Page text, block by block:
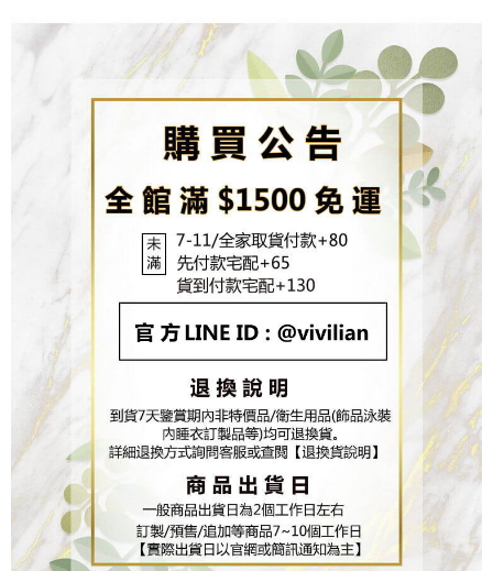
3.完整用戶服務條款，請詳閱以下連結：
【注意事項】
１．透過由恩沛科技股份有限公司提供之「AFTEE先享後付」服務完成之交
易，需依本服務之必要範圍內提供個人資料，並將交易相關給付款項請求債
２．關於個人資料處理事宜，請瀏覽以下網址：
https://aftee.tw/terms/#terms3
３．未成年的使用者請事先徵得法定代理人或監護人之同意方可使用
「AFTEE先享後付」，若未經同意申辦者引起之損失，本公司不負相關責
４．使用「AFTEE先享後付」時，將依據個別帳號之用戶狀況，依本公司即
時審查核予不同之上限額度；若仍有額度不足之情形，本公司將視審查結果
請求用戶進行身份認證。
５．嚴禁一人註冊多個帳號或使用他人資訊註冊。若發現惡意使用之情形，
每筆NT$130，滿NT$1,500(含以上)免運費
查看運費